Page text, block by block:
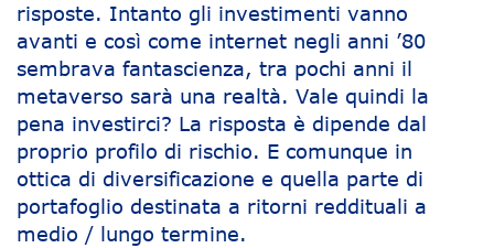
risposte. Intanto gli investimenti vanno
avanti e così come internet negli anni ’80
sembrava fantascienza, tra pochi anni il
metaverso sarà una realtà. Vale quindi la
pena investirci? La risposta è dipende dal
proprio profilo di rischio. E comunque in
ottica di diversificazione e quella parte di
portafoglio destinata a ritorni reddituali a
medio / lungo termine.